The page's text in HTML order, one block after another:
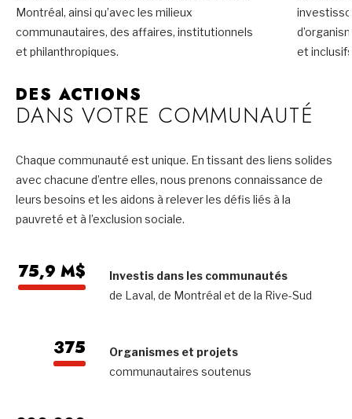
Montréal, ainsi qu’avec les milieux
communautaires, des affaires, institutionnels
et philanthropiques.
et
DES ACTIONS
DANS VOTRE COMMUNAUTÉ
Chaque communauté est unique. En tissant des liens solides
avec chacune d’entre elles, nous prenons connaissance de
leurs besoins et les aidons à relever les défis liés à la
pauvreté et à l’exclusion sociale.
75,9 M$
Investis dans les communautés
de Laval, de Montréal et de la Rive-Sud
375
Organismes et projets
communautaires soutenus